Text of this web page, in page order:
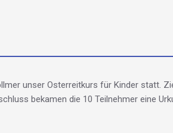
unser Osterreitkurs für Kinder statt.
bekamen die 10 Teilnehmer eine